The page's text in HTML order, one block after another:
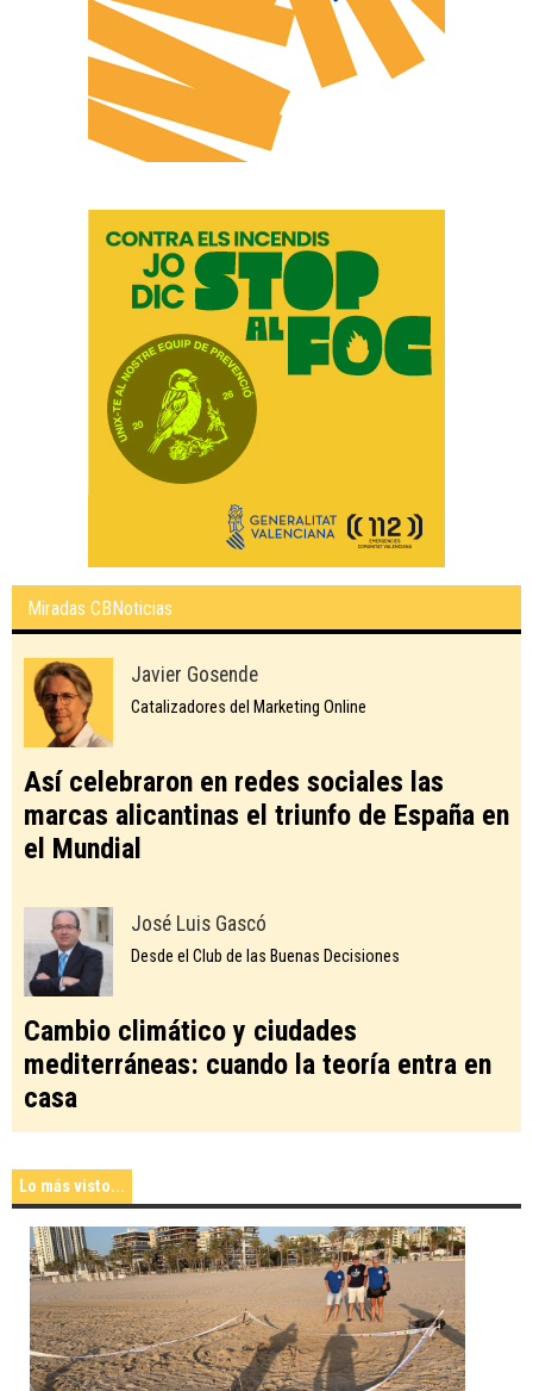
Miradas CBNoticias
Javier Gosende
Catalizadores del Marketing Online
Así celebraron en redes sociales las
marcas alicantinas el triunfo de España en
el Mundial
José Luis Gascó
Desde el Club de las Buenas Decisiones
Cambio climático y ciudades
mediterráneas: cuando la teoría entra en
casa
Lo más visto...